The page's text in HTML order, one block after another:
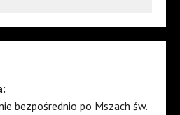
bezpośrednio po Mszach św.